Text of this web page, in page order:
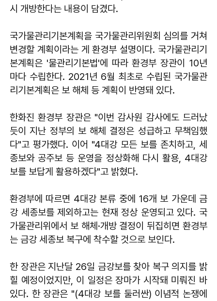
시 개방한다는 내용이 담겼다.
국가물관리기본계획을 국가물관리위원회 심의를 거쳐
변경할 계획이라는 게 환경부 설명이다. 국가물관리기
본계획은 '물관리기본법'에 따라 환경부 장관이 10년
마다 수립한다. 2021년 6월 최초로 수립된 국가물관
리기본계획은 보 해체 등 계획이 반영돼 있다.
한화진 환경부 장관은 "이번 감사원 감사에도 드러났
듯이 지난 정부의 보 해체 결정은 성급하고 무책임했
다"고 평가했다. 이어 "4대강 모든 보를 존치하고, 세
종보와 공주보 등 운영을 정상화해 다시 활용, 4대강
보를 보답게 활용하겠다"고 밝혔다.
환경부에 따르면 4대강 본류 중에 16개 보 가운데 금
강 세종보를 제외하고는 현재 정상 운영되고 있다. 국
가물관리위에서 보 해체·개방 결정이 뒤집히면 환경부
는 금강 세종보 복구에 착수할 것으로 보인다.
한 장관은 지난달 26일 금강보를 찾아 복구 의지를 밝
힐 예정이었지만, 이 일정은 장마가 시작돼 미뤄진 바
있다. 한 장관은 "(4대강 보를 둘러싼) 이념적 논쟁에